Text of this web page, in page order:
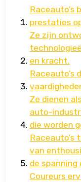
Raceauto’s
prestaties
Ze zijn
en kracht.
Raceauto’s
Ze dienen
auto-
die worden
Raceauto’s
van
de
Coureurs